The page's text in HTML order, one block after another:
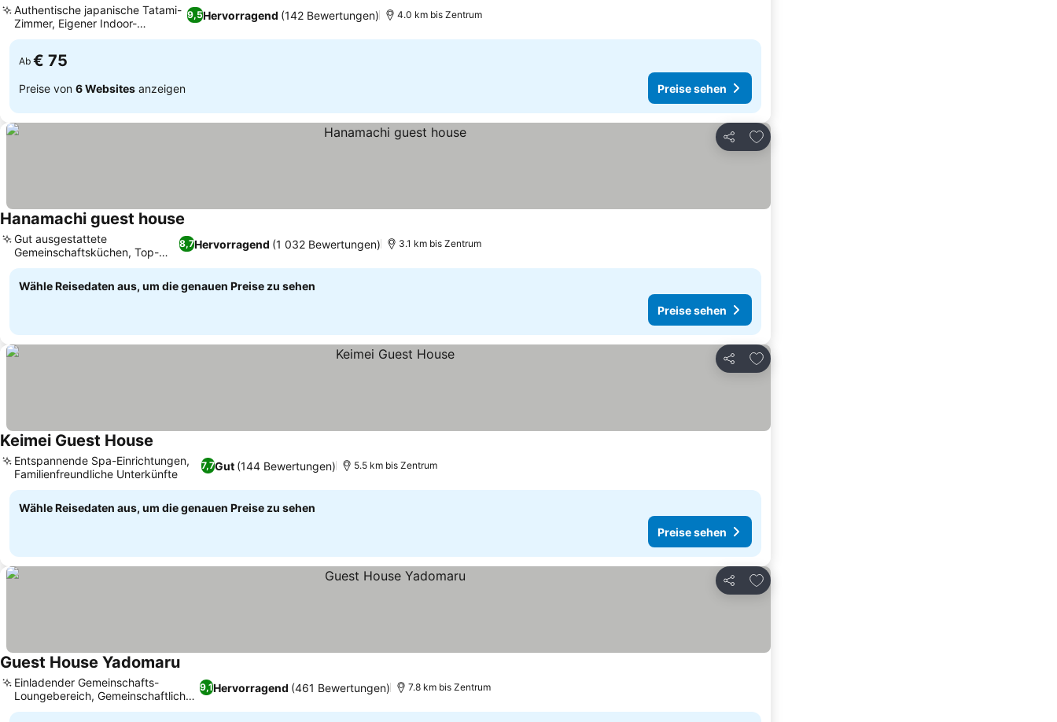
9,5Hervorragend (142 Bewertungen)
Authentische japanische Tatami-
Zimmer, Eigener Indoor-
Spielbereich
4.0 km bis Zentrum
Ab € 75
Preise von 6 Websites anzeigen Preise sehen
Teilen
Zu Favoriten hinzufügen
Hanamachi guest house
8,7Hervorragend (1 032 Bewertungen)
Gut ausgestattete
Gemeinschaftsküchen, Top-
Lage im Nishi Ward
3.1 km bis Zentrum
Wähle Reisedaten aus, um die genauen Preise zu sehen
Preise sehen
Teilen
Zu Favoriten hinzufügen
Keimei Guest House
7,7Gut (144 Bewertungen)
Entspannende Spa-Einrichtungen,
Familienfreundliche Unterkünfte
5.5 km bis Zentrum
Wähle Reisedaten aus, um die genauen Preise zu sehen
Preise sehen
Teilen
Zu Favoriten hinzufügen
Guest House Yadomaru
9,1Hervorragend (461 Bewertungen)
Einladender Gemeinschafts-
Loungebereich, Gemeinschaftliche
Badezimmer
7.8 km bis Zentrum